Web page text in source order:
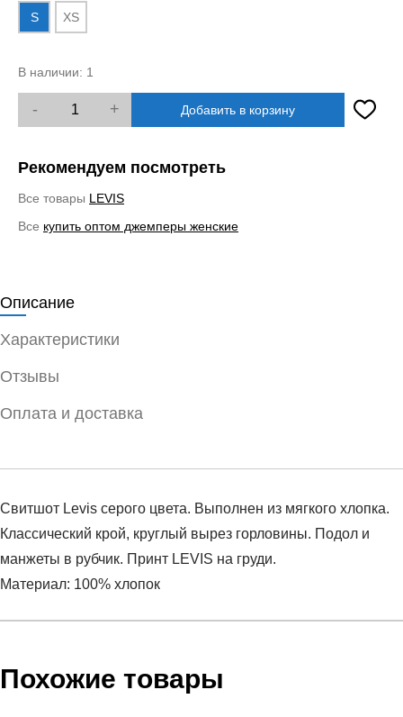
S XS
В наличии: 1
- + Добавить в корзину
Рекомендуем посмотреть
Все товары LEVIS
Все купить оптом джемперы женские
Описание
Характеристики
Отзывы
Оплата и доставка
Свитшот Levis серого цвета. Выполнен из мягкого хлопка.
Классический крой, круглый вырез горловины. Подол и
манжеты в рубчик. Принт LEVIS на груди.
Материал: 100% хлопок
crew crew seasonal spo
Инструкция по оплате есть в самом конце счета, который
Похожие товары